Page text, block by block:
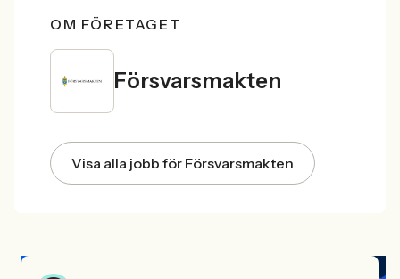
OM FÖRETAGET
Försvarsmakten
Visa alla jobb för Försvarsmakten